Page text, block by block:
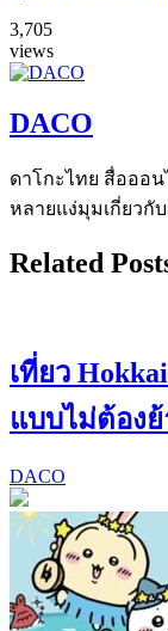
3,705
views
DACO
ดาโกะไทย สื่อออ
หลายแง่มุมเกี่ยวกั
Related
เที่ยว
แบบไม่ต้อง
DACO